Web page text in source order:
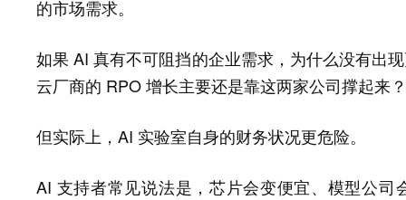
的市场需求。
如果 AI 真有不可阻挡的企业需求，为什么没有出
云厂商的 RPO 增长主要还是靠这两家公司撑起来？
但实际上，AI 实验室自身的财务状况更危险。
AI 支持者常见说法是，芯片会变便宜、模型公